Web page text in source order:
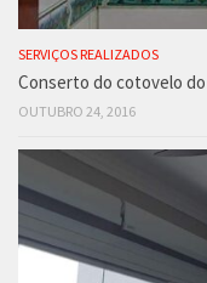
SERVIÇOS REALIZADOS
Conserto do cotovelo
OUTUBRO 24, 2016